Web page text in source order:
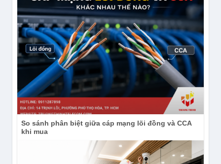
So sánh phân biệt giữa cáp mạng lõi đồng và CCA
khi mua